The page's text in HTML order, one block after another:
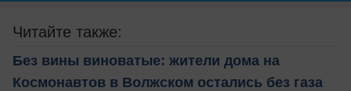
Читайте также:
Без вины виноватые: жители дома на
Космонавтов в Волжском остались без газа